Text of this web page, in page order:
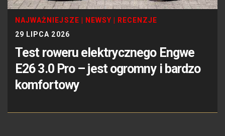
NAJWAŻNIEJSZE NEWSY
RECENZJE
29 LIPCA 2026
Test roweru elektrycznego Engwe
E26 3.0 Pro – jest ogromny i bardzo
komfortowy